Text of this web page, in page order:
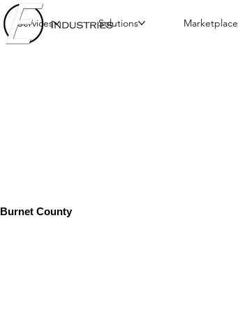
Services Solutions Marketplace
Burnet County